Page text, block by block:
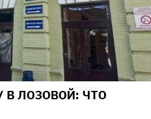
В ЛОЗОВОЙ: ЧТО